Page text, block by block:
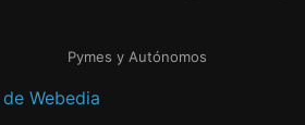
Pymes y Autónomos
Webedia